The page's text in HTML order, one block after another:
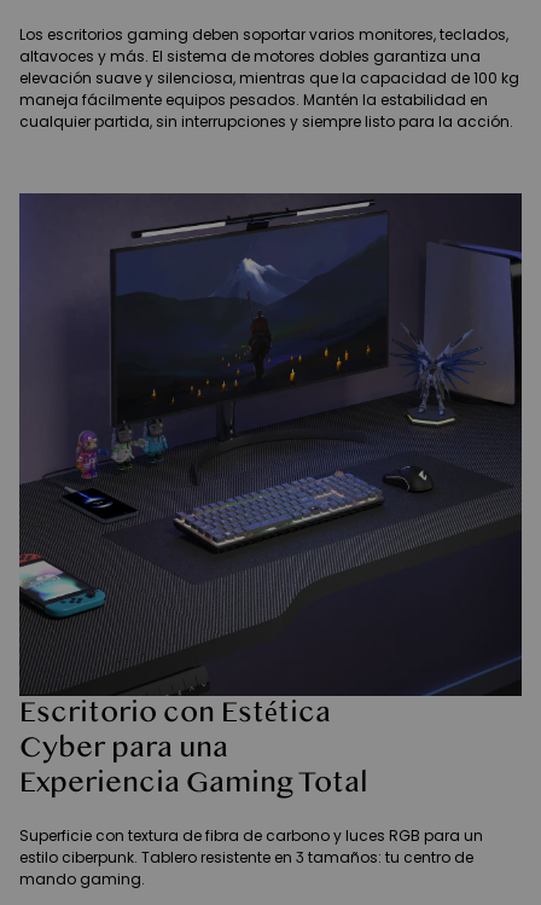
Los escritorios gaming deben soportar varios monitores, teclados,
altavoces y más. El sistema de motores dobles garantiza una
elevación suave y silenciosa, mientras que la capacidad de 100 kg
maneja fácilmente equipos pesados. Mantén la estabilidad en
cualquier partida, sin interrupciones y siempre listo para la acción.
Escritorio con Estética
Cyber para una
Experiencia Gaming Total
Superficie con textura de fibra de carbono y luces RGB para un
estilo ciberpunk. Tablero resistente en 3 tamaños: tu centro de
mando gaming.